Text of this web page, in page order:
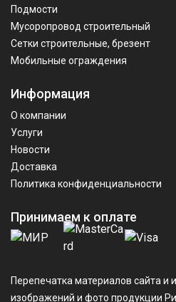
Подмости
Мусоропровод строительный
Сетки строительные, брезент
Мобильные ограждения
Информация
О компании
Услуги
Новости
Доставка
Политика конфиденциальности
Принимаем к оплате
Перепечатка материалов сайта и
изображений и фото продукции